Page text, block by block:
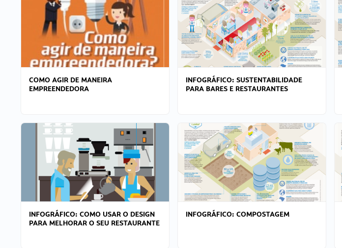
COMO AGIR DE MANEIRA
EMPREENDEDORA
INFOGRÁFICO: SUSTENTABILIDADE
PARA BARES E RESTAURANTES
INFOGRÁFICO: COMO USAR O DESIGN
PARA MELHORAR O SEU RESTAURANTE
INFOGRÁFICO: COMPOSTAGEM